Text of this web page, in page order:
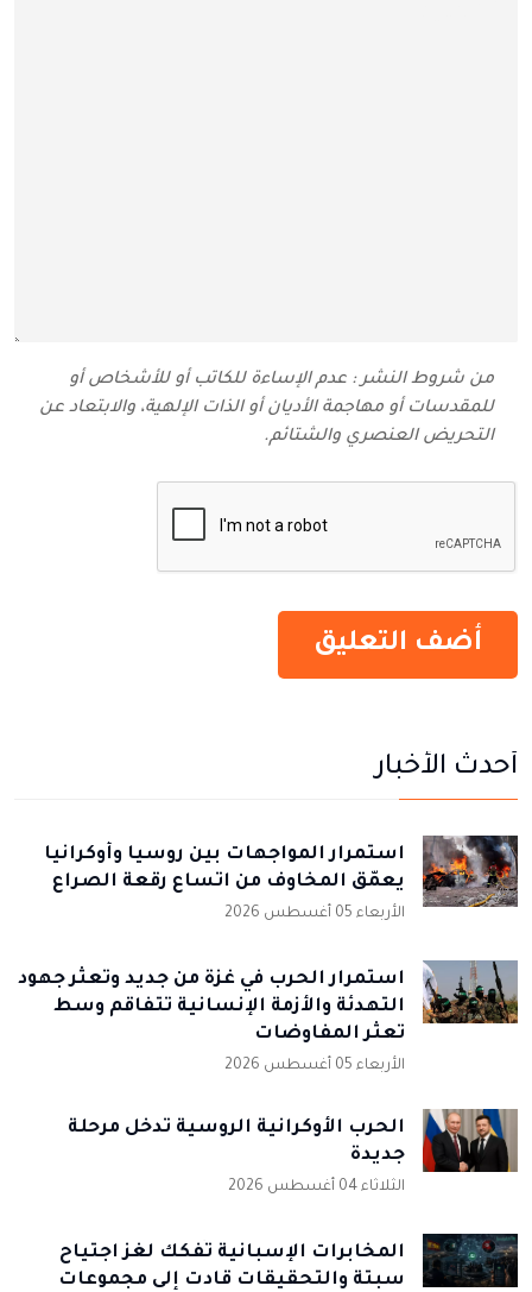
من شروط النشر : عدم الإساءة للكاتب أو للأشخاص أو
للمقدسات أو مهاجمة الأديان أو الذات الإلهية، والابتعاد عن
التحريض العنصري والشتائم‬.
أحدث الأخبار
استمرار المواجهات بين روسيا وأوكرانيا
يعمّق المخاوف من اتساع رقعة الصراع
الأربعاء 05 أغسطس 2026
استمرار الحرب في غزة من جديد وتعثر جهود
التهدئة والأزمة الإنسانية تتفاقم وسط
تعثر المفاوضات
الأربعاء 05 أغسطس 2026
الحرب الأوكرانية الروسية تدخل مرحلة
جديدة
الثلاثاء 04 أغسطس 2026
المخابرات الإسبانية تُفكك لغز اجتياح
سبتة والتحقيقات قادت إلى مجموعات